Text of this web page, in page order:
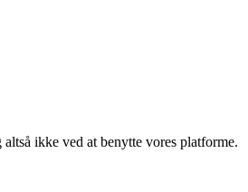
ikke ved at benytte vores platforme.